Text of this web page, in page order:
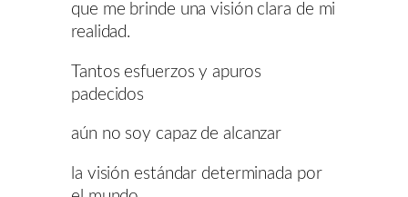
que me brinde una visión clara de mi
realidad.
Tantos esfuerzos y apuros
padecidos
aún no soy capaz de alcanzar
la visión estándar determinada por